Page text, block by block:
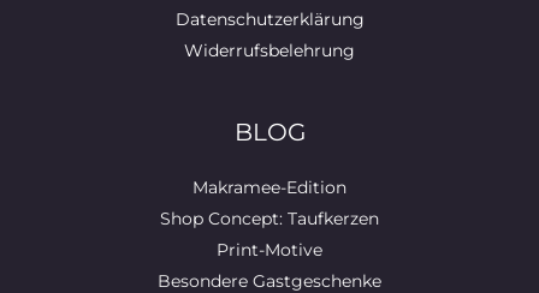
Datenschutzerklärung
Widerrufsbelehrung
BLOG
Makramee-Edition
Shop Concept: Taufkerzen
Print-Motive
Besondere Gastgeschenke